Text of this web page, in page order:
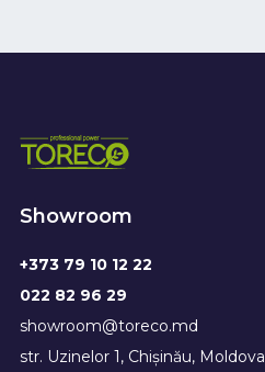
Showroom
+373 79 10 12 22
022 82 96 29
showroom@toreco.md
str. Uzinelor 1, Chișinău, Moldova